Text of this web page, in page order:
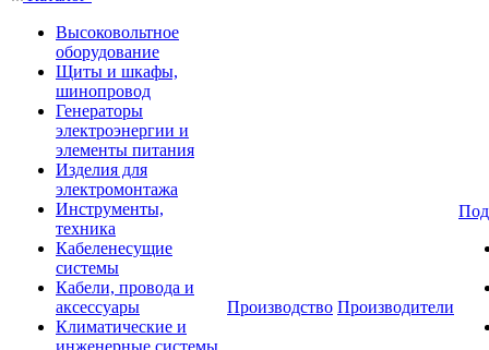
Высоковольтное
оборудование
Щиты и шкафы,
шинопровод
Генераторы
электроэнергии и
элементы питания
Изделия для
электромонтажа
Инструменты,
техника
Кабеленесущие
системы
Кабели, провода и
аксессуары
Климатические и
инженерные системы
Производство Производители